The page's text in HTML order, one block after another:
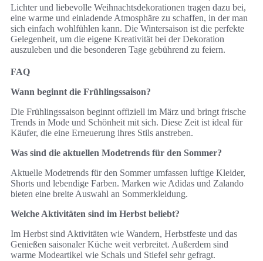
Lichter und liebevolle Weihnachtsdekorationen tragen dazu bei,
eine warme und einladende Atmosphäre zu schaffen, in der man
sich einfach wohlfühlen kann. Die Wintersaison ist die perfekte
Gelegenheit, um die eigene Kreativität bei der Dekoration
auszuleben und die besonderen Tage gebührend zu feiern.
FAQ
Wann beginnt die Frühlingssaison?
Die Frühlingssaison beginnt offiziell im März und bringt frische
Trends in Mode und Schönheit mit sich. Diese Zeit ist ideal für
Käufer, die eine Erneuerung ihres Stils anstreben.
Was sind die aktuellen Modetrends für den Sommer?
Aktuelle Modetrends für den Sommer umfassen luftige Kleider,
Shorts und lebendige Farben. Marken wie Adidas und Zalando
bieten eine breite Auswahl an Sommerkleidung.
Welche Aktivitäten sind im Herbst beliebt?
Im Herbst sind Aktivitäten wie Wandern, Herbstfeste und das
Genießen saisonaler Küche weit verbreitet. Außerdem sind
warme Modeartikel wie Schals und Stiefel sehr gefragt.